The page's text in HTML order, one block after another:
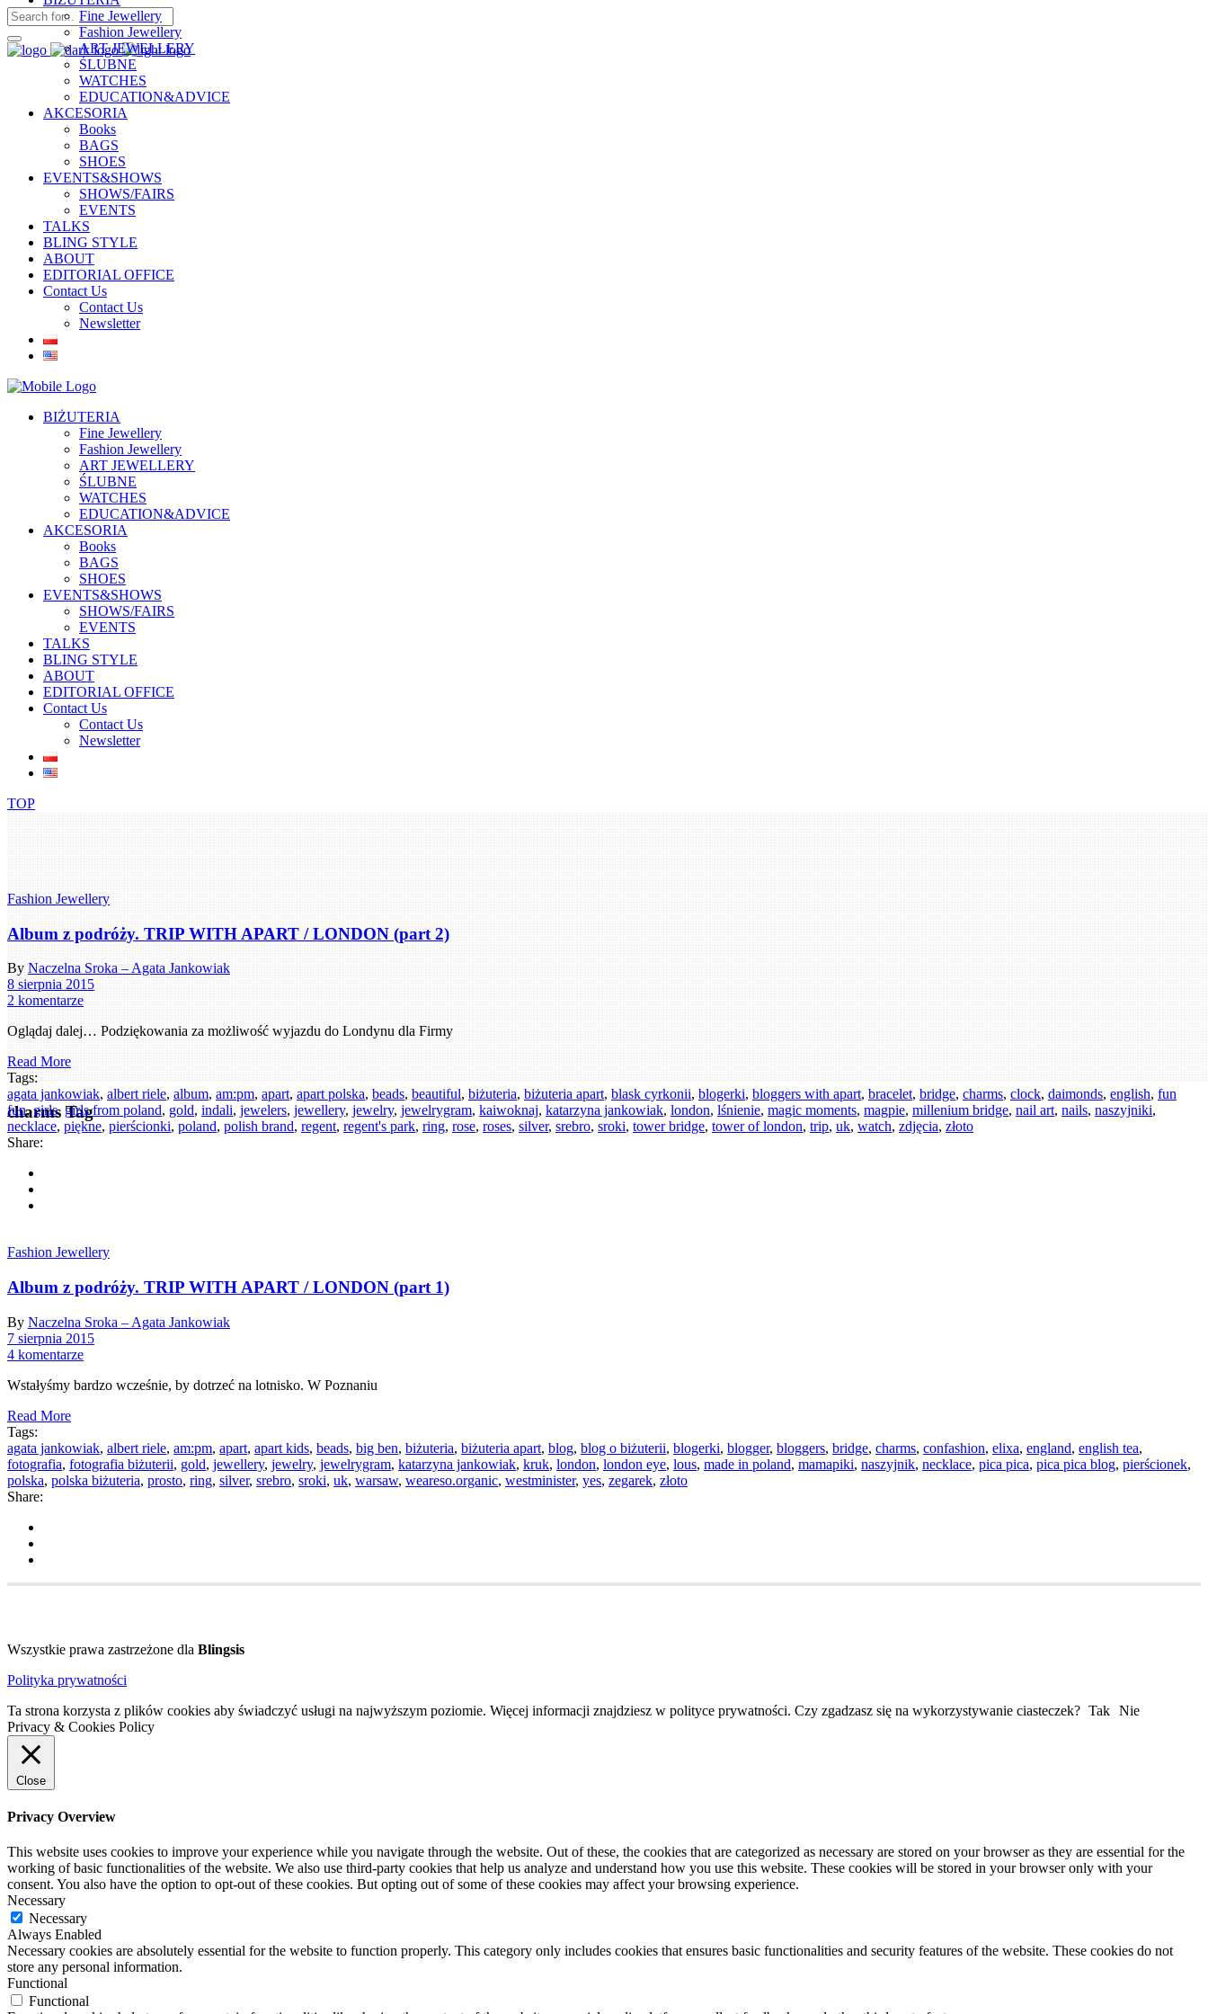
Fine Jewellery
Fashion Jewellery
ART JEWELLERY
ŚLUBNE
WATCHES
EDUCATION&ADVICE
AKCESORIA
Books
BAGS
SHOES
EVENTS&SHOWS
SHOWS/FAIRS
EVENTS
TALKS
BLING STYLE
ABOUT
EDITORIAL OFFICE
Contact Us
Contact Us
Newsletter
BIŻUTERIA
Fine Jewellery
Fashion Jewellery
ART JEWELLERY
ŚLUBNE
WATCHES
EDUCATION&ADVICE
AKCESORIA
Books
BAGS
SHOES
EVENTS&SHOWS
SHOWS/FAIRS
EVENTS
TALKS
BLING STYLE
ABOUT
EDITORIAL OFFICE
Contact Us
Contact Us
Newsletter
TOP
charms Tag
Fashion Jewellery
Album z podróży. TRIP WITH APART / LONDON (part 2)
By Naczelna Sroka – Agata Jankowiak
8 sierpnia 2015
2 komentarze
Oglądaj dalej… Podziękowania za możliwość wyjazdu do Londynu dla Firmy
Read More
Tags:
agata jankowiak, albert riele, album, am:pm, apart, apart polska, beads, beautiful, biżuteria, biżuteria apart, blask cyrkonii, blogerki, bloggers with apart, bracelet, bridge, charms, clock, daimonds, english, fun
fun,girls, girls from poland, gold, indali, jewelers, jewellery, jewelry, jewelrygram, kaiwoknaj, katarzyna jankowiak, london, lśnienie, magic moments, magpie, millenium bridge, nail art, nails, naszyjniki,
necklace, piękne, pierścionki, poland, polish brand, regent, regent's park, ring, rose, roses, silver, srebro, sroki, tower bridge, tower of london, trip, uk, watch, zdjęcia, złoto
Share:
Fashion Jewellery
Album z podróży. TRIP WITH APART / LONDON (part 1)
By Naczelna Sroka – Agata Jankowiak
7 sierpnia 2015
4 komentarze
Wstałyśmy bardzo wcześnie, by dotrzeć na lotnisko. W Poznaniu
Read More
Tags:
agata jankowiak, albert riele, am:pm, apart, apart kids, beads, big ben, biżuteria, biżuteria apart, blog, blog o biżuterii, blogerki, blogger, bloggers, bridge, charms, confashion, elixa, england, english tea,
fotografia, fotografia biżuterii, gold, jewellery, jewelry, jewelrygram, katarzyna jankowiak, kruk, london, london eye, lous, made in poland, mamapiki, naszyjnik, necklace, pica pica, pica pica blog, pierścionek,
polska, polska biżuteria, prosto, ring, silver, srebro, sroki, uk, warsaw, weareso.organic, westminister, yes, zegarek, złoto
Share:
Wszystkie prawa zastrzeżone dla Blingsis
Polityka prywatności
Ta strona korzysta z plików cookies aby świadczyć usługi na najwyższym poziomie. Więcej informacji znajdziesz w polityce prywatności. Czy zgadzasz się na wykorzystywanie ciasteczek? Tak Nie
Privacy & Cookies Policy
Close
Privacy Overview
This website uses cookies to improve your experience while you navigate through the website. Out of these, the cookies that are categorized as necessary are stored on your browser as they are essential for the
working of basic functionalities of the website. We also use third-party cookies that help us analyze and understand how you use this website. These cookies will be stored in your browser only with your
consent. You also have the option to opt-out of these cookies. But opting out of some of these cookies may affect your browsing experience.
Necessary
Necessary
Always Enabled
Necessary cookies are absolutely essential for the website to function properly. This category only includes cookies that ensures basic functionalities and security features of the website. These cookies do not
store any personal information.
Functional
Functional